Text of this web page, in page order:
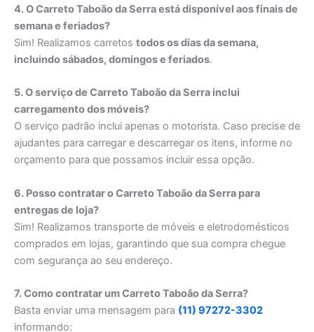
4. O Carreto Taboão da Serra está disponível aos finais de
semana e feriados?
Sim! Realizamos carretos todos os dias da semana,
incluindo sábados, domingos e feriados.
5. O serviço de Carreto Taboão da Serra inclui
carregamento dos móveis?
O serviço padrão inclui apenas o motorista. Caso precise de
ajudantes para carregar e descarregar os itens, informe no
orçamento para que possamos incluir essa opção.
6. Posso contratar o Carreto Taboão da Serra para
entregas de loja?
Sim! Realizamos transporte de móveis e eletrodomésticos
comprados em lojas, garantindo que sua compra chegue
com segurança ao seu endereço.
7. Como contratar um Carreto Taboão da Serra?
Basta enviar uma mensagem para (11) 97272-3302
informando: